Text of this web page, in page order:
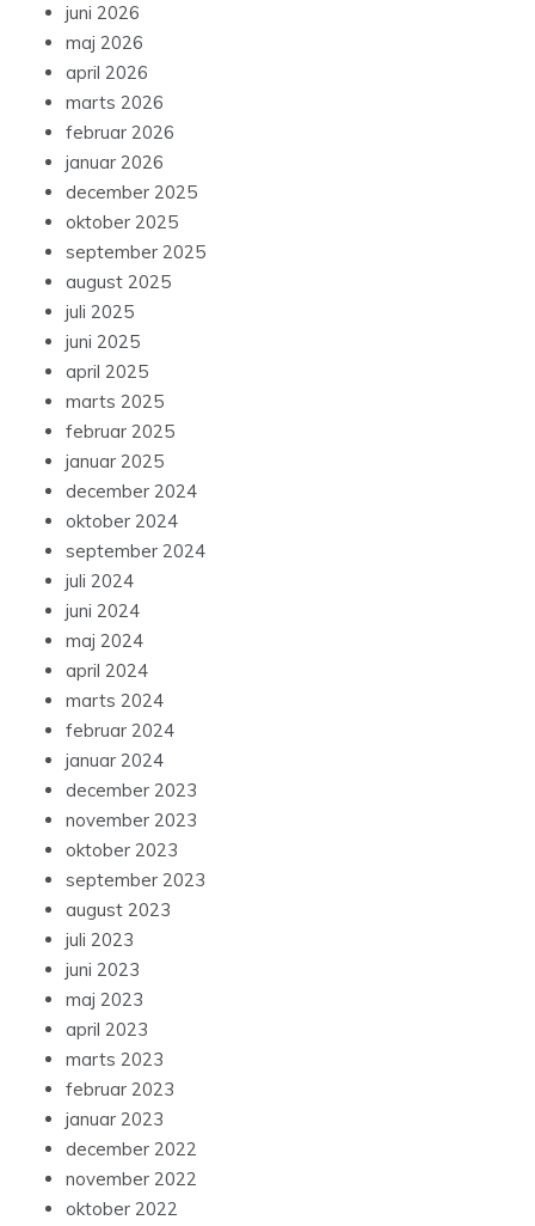
juni 2026
maj 2026
april 2026
marts 2026
februar 2026
januar 2026
december 2025
oktober 2025
september 2025
august 2025
juli 2025
juni 2025
april 2025
marts 2025
februar 2025
januar 2025
december 2024
oktober 2024
september 2024
juli 2024
juni 2024
maj 2024
april 2024
marts 2024
februar 2024
januar 2024
december 2023
november 2023
oktober 2023
september 2023
august 2023
juli 2023
juni 2023
maj 2023
april 2023
marts 2023
februar 2023
januar 2023
december 2022
november 2022
oktober 2022